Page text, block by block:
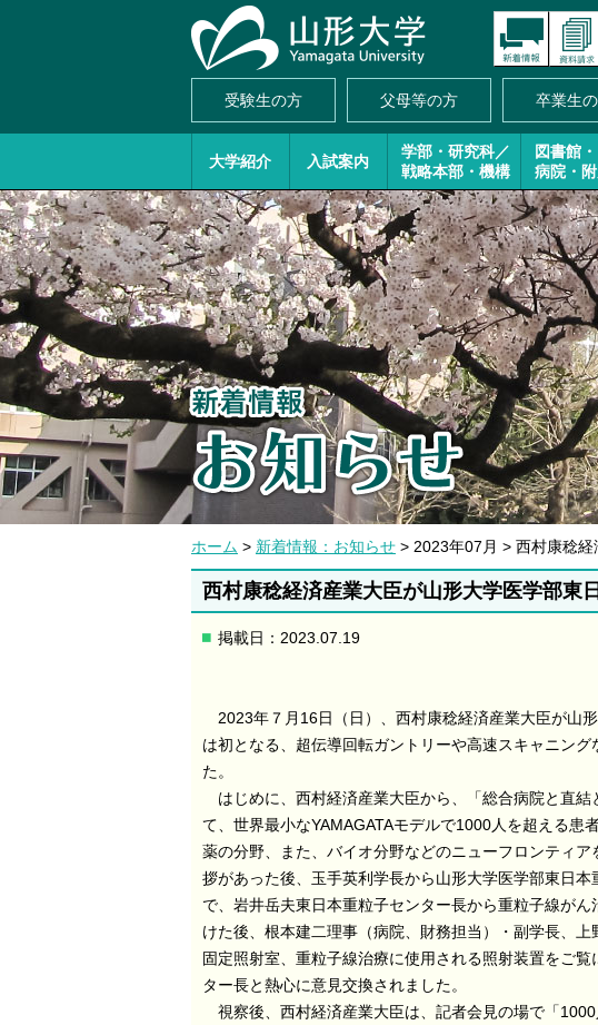
受験生の方 父母等の方 卒業生
大学紹介 入試案内
学部・研究科／
戦略本部・機構
図書館・
病院・
ホーム > 新着情報：お知らせ > 2023年07月 > 西村康稔
西村康稔経済産業大臣が山形大学医学部東
掲載日：2023.07.19
2023年７月16日（日）、西村康稔経済産業大臣が山
は初となる、超伝導回転ガントリーや高速スキャニン
た。
はじめに、西村経済産業大臣から、「総合病院と直
て、世界最小なYAMAGATAモデルで1000人を超える患
薬の分野、また、バイオ分野などのニューフロンティ
拶があった後、玉手英利学長から山形大学医学部東日
で、岩井岳夫東日本重粒子センター長から重粒子線が
けた後、根本建二理事（病院、財務担当）・副学長、
固定照射室、重粒子線治療に使用される照射装置をご
ター長と熱心に意見交換されました。
視察後、西村経済産業大臣は、記者会見の場で「